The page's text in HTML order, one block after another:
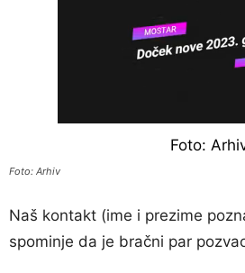
Foto: Arhiv
Naš kontakt (ime i prezime
spominje da je bračni par